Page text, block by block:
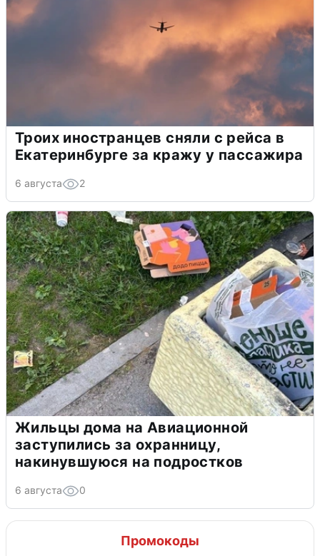
Троих иностранцев сняли с рейса в
Екатеринбурге за кражу у пассажира
6 августа 2
Жильцы дома на Авиационной
заступились за охранницу,
накинувшуюся на подростков
6 августа 0
Промокоды